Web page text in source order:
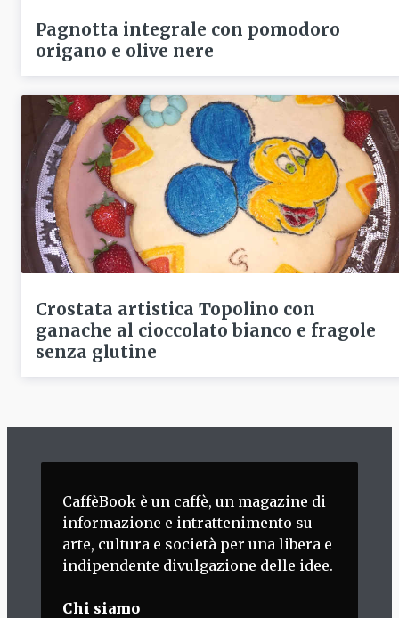
Pagnotta integrale con pomodoro
origano e olive nere
Crostata artistica Topolino con
ganache al cioccolato bianco e fragole
senza glutine
CaffèBook è un caffè, un magazine di
informazione e intrattenimento su
arte, cultura e società per una libera e
indipendente divulgazione delle idee.
Chi siamo